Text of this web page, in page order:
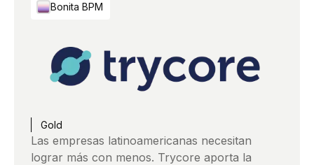
Bonita BPM
Gold
Las empresas latinoamericanas necesitan
lograr más con menos. Trycore aporta la